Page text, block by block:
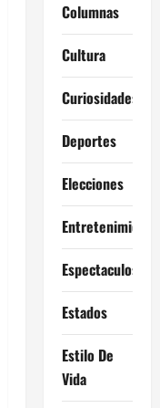
Columnas
Cultura
Curiosidades
Deportes
Elecciones
Entretenimiento
Espectaculos
Estados
Estilo De
Vida